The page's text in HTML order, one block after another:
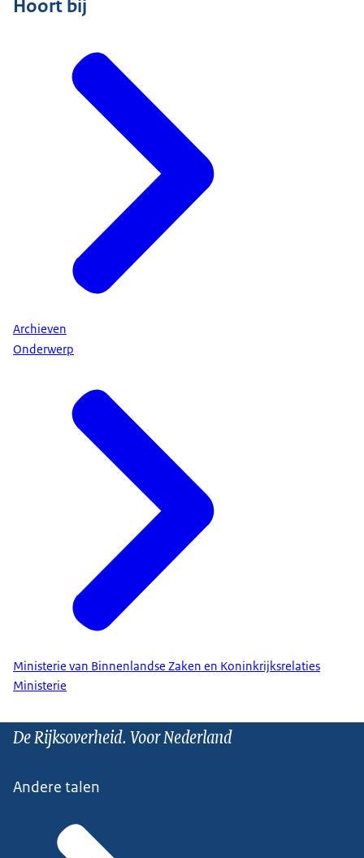
Hoort bij
Archieven
Onderwerp
Ministerie van Binnenlandse Zaken en Koninkrijksrelaties
Ministerie
De Rijksoverheid. Voor Nederland
Andere talen